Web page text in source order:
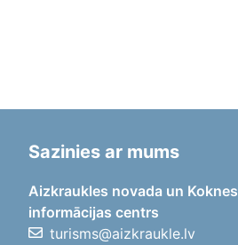
Sazinies ar mums
Aizkraukles novada un
informācijas centrs
turisms@aizkraukle.lv